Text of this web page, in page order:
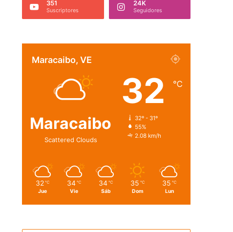
351
Suscriptores
24K
Seguidores
Maracaibo, VE
Maracaibo
Scattered Clouds
32 ℃
32º - 31º
55%
2.08 km/h
32 ℃
Jue
34 ℃
Vie
34 ℃
Sáb
35 ℃
Dom
35 ℃
Lun